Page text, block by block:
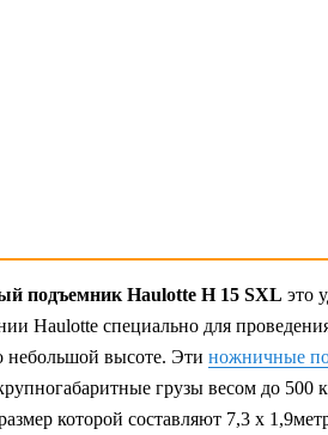
подъемник Haulotte H 15 SXL это
Haulotte специально для
небольшой высоте. Эти ножничные
грузы весом до
которой составляют 7,3 x